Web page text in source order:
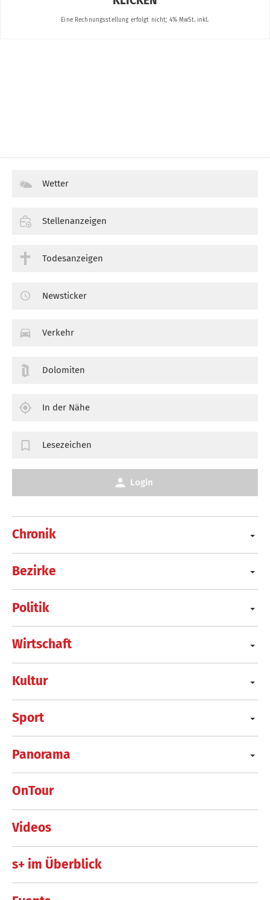
Chronik
Bezirke
Politik
Wirtschaft
Kultur
Sport
Panorama
OnTour
Videos
s+ im Überblick
Wetter
Stellenanzeigen
Todesanzeigen
Newsticker
Verkehr
Dolomiten
In der Nähe
Lesezeichen
Login